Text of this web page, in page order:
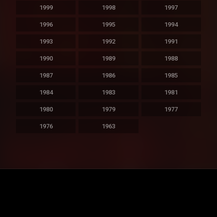
1999 1998 1997
1996 1995 1994
1993 1992 1991
1990 1989 1988
1987 1986 1985
1984 1983 1981
1980 1979 1977
1976 1963